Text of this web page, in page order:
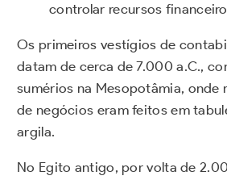
controlar recursos
Os primeiros vestígios de
datam de cerca de 7.000 a.C.,
sumérios na Mesopotâmia, onde
de negócios eram feitos em
argila.
No Egito antigo, por volta de